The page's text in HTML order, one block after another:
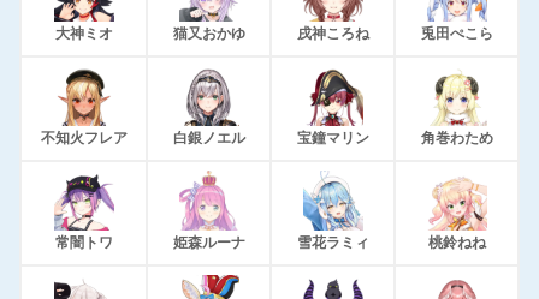
大神ミオ 猫又おかゆ 戌神ころね 兎田ぺこら
不知火フレア 白銀ノエル 宝鐘マリン 角巻わため
常闇トワ 姫森ルーナ 雪花ラミィ 桃鈴ねね